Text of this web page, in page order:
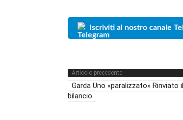
Iscriviti al nostro canale
Articolo precedente
Garda Uno «paralizzato» Rinviato
bilancio